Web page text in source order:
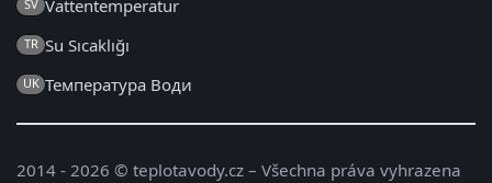
SV Vattentemperatur
TR Su Sıcaklığı
UK Температура Води
2014 - 2026 © teplotavody.cz – Všechna práva vyhrazena